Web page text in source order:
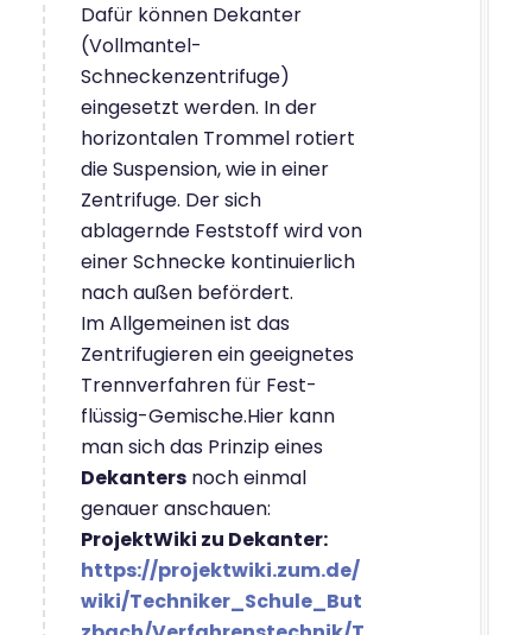
Dafür können Dekanter
(Vollmantel-
Schneckenzentrifuge)
eingesetzt werden. In der
horizontalen Trommel rotiert
die Suspension, wie in einer
Zentrifuge. Der sich
ablagernde Feststoff wird von
einer Schnecke kontinuierlich
nach außen befördert.
Im Allgemeinen ist das
Zentrifugieren ein geeignetes
Trennverfahren für Fest-
flüssig-Gemische.Hier kann
man sich das Prinzip eines
Dekanters noch einmal
genauer anschauen:
ProjektWiki zu Dekanter:
https://projektwiki.zum.de/
wiki/Techniker_Schule_But